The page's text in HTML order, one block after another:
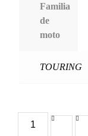
Familia
de
moto
TOURING